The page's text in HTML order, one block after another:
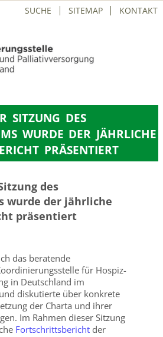
SUCHE SITEMAP KONTAKT
SITZUNG DES
WURDE DER JÄHRLICHE
PRÄSENTIERT
des
wurde der jährliche
präsentiert
das beratende
für Hospiz-
in Deutschland im
diskutierte über konkrete
der Charta und ihrer
Im Rahmen dieser Sitzung
Fortschrittsbericht der